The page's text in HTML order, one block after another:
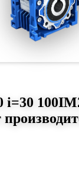
i=30